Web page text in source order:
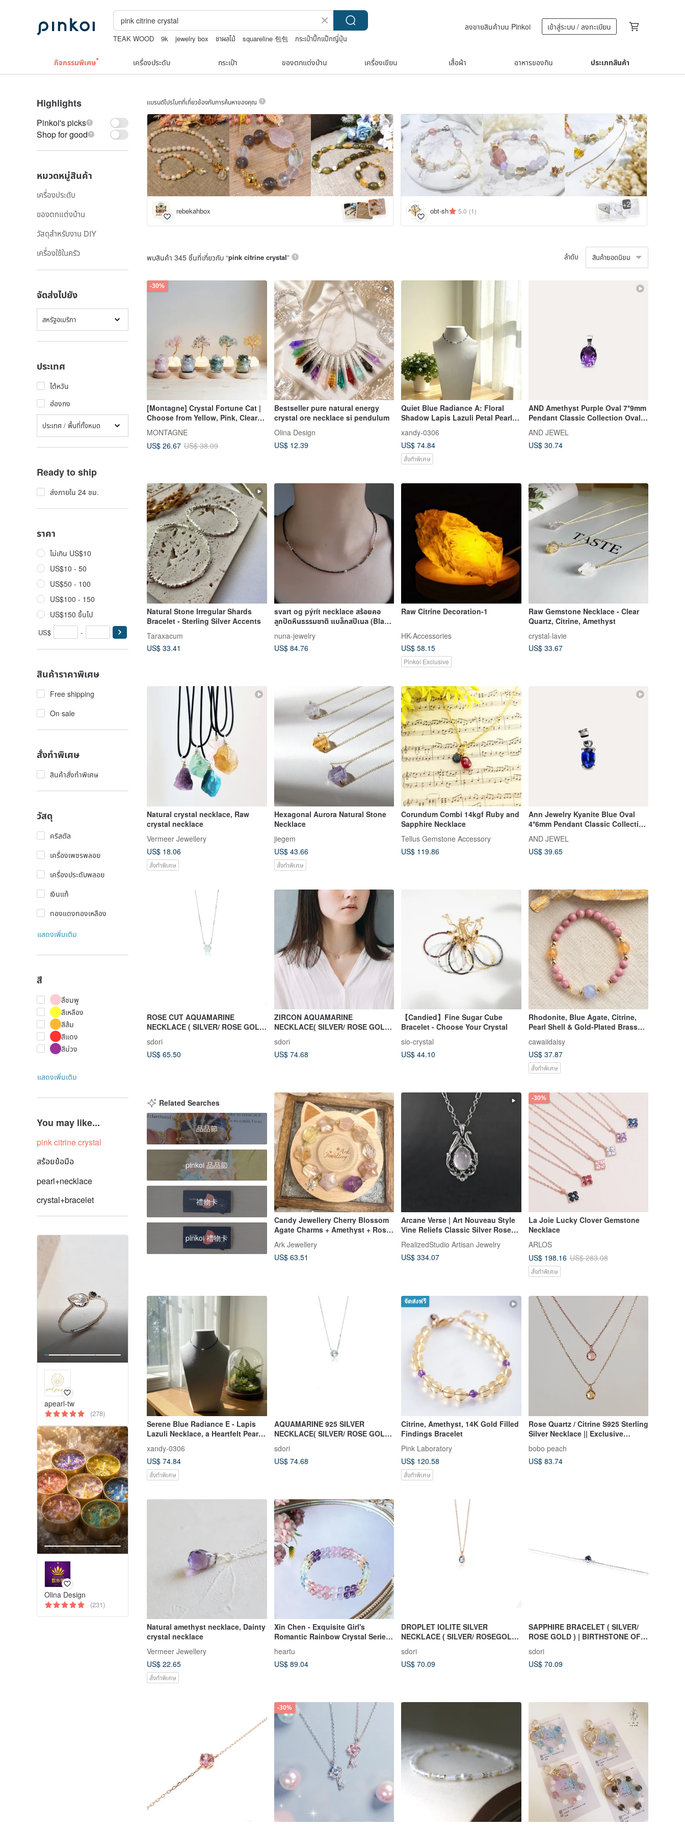
TEAK WOOD 9k jewelry box ชาผลไม้ squareline 包包
กระเป๋าปิ๊กแป๊กญี่ปุ่น
ลงขายสินค้าบน Pinkoi เข้าสู่ระบบ / ลงทะเบียน
กิจกรรมพิเศษ เครื่องประดับ กระเป๋า ของตกแต่งบ้าน เครื่องเขียน เสื้อผ้า อาหารของกิน ประเภทสินค้า
Highlights
Pinkoi's picks
Shop for good
หมวดหมู่สินค้า
เครื่องประดับ
ของตกแต่งบ้าน
วัสดุสำหรับงาน DIY
เครื่องใช้ในครัว
จัดส่งไปยัง
สหรัฐอเมริกา
ประเทศ
ไต้หวัน
ฮ่องกง
ประเทศ / พื้นที่ทั้งหมด
Ready to ship
ส่งภายใน 24 ชม.
ราคา
ไม่เกิน US$10
US$10 - 50
US$50 - 100
US$100 - 150
US$150 ขึ้นไป
US$ -
สินค้าราคาพิเศษ
Free shipping
On sale
สั่งทำพิเศษ
สินค้าสั่งทำพิเศษ
วัสดุ
คริสตัล
เครื่องเพชรพลอย
เครื่องประดับพลอย
เงินแท้
ทองแดงทองเหลือง
แสดงเพิ่มเติม
สี
สึชมพู
สีเหลือง
สีส้ม
สีแดง
สีม่วง
แสดงเพิ่มเติม
You may like...
pink citrine crystal
สร้อยข้อมือ
pearl+necklace
crystal+bracelet
apearl-tw
(278)
Olina Design
(231)
แบรนด์โปรโมทที่เกี่ยวข้องกับการค้นหาของคุณ
rebekahbox obt-sh 5.0 (1) +2
พบสินค้า 345 ชิ้นที่เกี่ยวกับ “pink citrine crystal” ลำดับ สินค้ายอดนิยม
-30%
[Montagne] Crystal Fortune Cat |
Choose from Yellow, Pink, Clear
Quartz, or Green Aventurine
MONTAGNE
US$ 26.67 US$ 38.09
Bestseller pure natural energy
crystal ore necklace si pendulum
Olina Design
US$ 12.39
Quiet Blue Radiance A: Floral
Shadow Lapis Lazuli Petal Pearl
Clavicle Chain Graduation Season
Gift
xandy-0306
US$ 74.84
สั่งทำพิเศษ
AND Amethyst Purple Oval 7*9mm
Pendant Classic Collection Oval P
Natural Gemstone
AND JEWEL
US$ 30.74
Natural Stone Irregular Shards
Bracelet - Sterling Silver Accents
Taraxacum
US$ 33.41
svart og pýrít necklace สร้อยคอ
ลูกปัดหินธรรมชาติ แบล็กสปิเนล (Black
nuna-jewelry
US$ 84.76
Raw Citrine Decoration-1
HK-Accessories
US$ 58.15
Pinkoi Exclusive
Raw Gemstone Necklace - Clear
Quartz, Citrine, Amethyst
crystal-lavie
US$ 33.67
Natural crystal necklace, Raw
crystal necklace
Vermeer Jewellery
US$ 18.06
สั่งทำพิเศษ
Hexagonal Aurora Natural Stone
Necklace
jiegem
US$ 43.66
สั่งทำพิเศษ
Corundum Combi 14kgf Ruby and
Sapphire Necklace
Tellus Gemstone Accessory
US$ 119.86
Ann Jewelry Kyanite Blue Oval
4*6mm Pendant Classic Collection
AND JEWEL
US$ 39.65
ROSE CUT AQUAMARINE
NECKLACE ( SILVER/ ROSE GOLD/
18KGOLD )
sdori
US$ 65.50
ZIRCON AQUAMARINE
NECKLACE( SILVER/ ROSE GOLD/
18K GOLD )
sdori
US$ 74.68
【Candied】Fine Sugar Cube
Bracelet - Choose Your Crystal
sio-crystal
US$ 44.10
Rhodonite, Blue Agate, Citrine,
Pearl Shell & Gold-Plated Brass
Crystal Bracelet
cawaiidaisy
US$ 37.87
สั่งทำพิเศษ
Related Searches
品品節
pinkoi 品品節
禮物卡
pinkoi 禮物卡
Candy Jewellery Cherry Blossom
Agate Charms + Amethyst + Rose
Quartz + White Crystal + Citrine
Ark Jewellery
US$ 63.51
Arcane Verse | Art Nouveau Style
Vine Reliefs Classic Silver Rose
Quartz Pendant
RealizedStudio Artisan Jewelry
US$ 334.07
-30%
La Joie Lucky Clover Gemstone
Necklace
ARLOS
US$ 198.16 US$ 283.08
สั่งทำพิเศษ
Serene Blue Radiance E - Lapis
Lazuli Necklace, a Heartfelt Pearl
xandy-0306
US$ 74.84
สั่งทำพิเศษ
AQUAMARINE 925 SILVER
NECKLACE( SILVER/ ROSE GOLD
sdori
US$ 74.68
จัดส่งฟรี
Citrine, Amethyst, 14K Gold Filled
Findings Bracelet
Pink Laboratory
US$ 120.58
สั่งทำพิเศษ
Rose Quartz / Citrine S925 Sterling
Silver Necklace || Exclusive
Reflection"
bobo peach
US$ 83.74
Natural amethyst necklace, Dainty
crystal necklace
Vermeer Jewellery
US$ 22.65
สั่งทำพิเศษ
Xin Chen - Exquisite Girl's
Romantic Rainbow Crystal Series:
Rose Quartz, Prehnite, Citrine,
Super Seven Strawberry,
Aquamarine
heartu
US$ 89.04
DROPLET IOLITE SILVER
NECKLACE ( SILVER/ ROSEGOLD
sdori
US$ 70.09
SAPPHIRE BRACELET ( SILVER/
ROSE GOLD ) | BIRTHSTONE OF
SEPTEMBER
sdori
US$ 70.09
-30%